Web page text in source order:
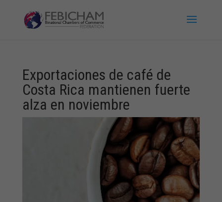
Exportaciones de café de
Costa Rica mantienen fuerte
alza en noviembre